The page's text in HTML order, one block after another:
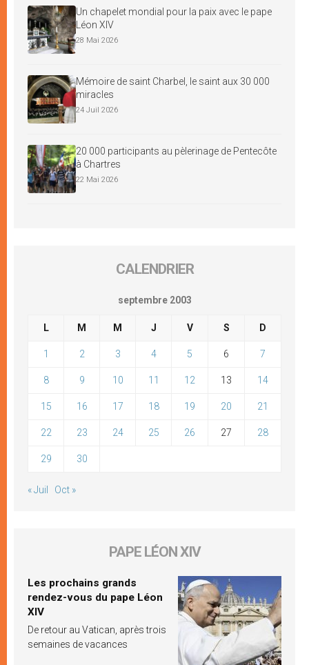
Un chapelet mondial pour la paix avec le pape
Léon XIV
28 Mai 2026
Mémoire de saint Charbel, le saint aux 30 000
miracles
24 Juil 2026
20 000 participants au pèlerinage de Pentecôte
à Chartres
22 Mai 2026
CALENDRIER
septembre 2003
L M M J V S D
1 2 3 4 5 6 7
8 9 10 11 12 13 14
15 16 17 18 19 20 21
22 23 24 25 26 27 28
29 30
« Juil Oct »
PAPE LÉON XIV
Les prochains grands
rendez-vous du pape Léon
XIV
De retour au Vatican, après trois
semaines de vacances